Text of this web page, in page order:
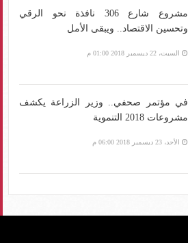
مشروع شارع 306 نافذة نحو الرقي
وتحسين الاقتصاد.. ويبقى الأمل
السبت، 22 ديسمبر 2018 01:00 م
في مؤتمر صحفي.. وزير الزراعة يكشف
مشروعات 2018 التنموية
الأحد، 23 ديسمبر 2018 06:00 م